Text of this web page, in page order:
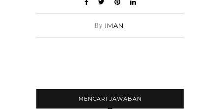
By IMAN
MENCARI JAWABAN